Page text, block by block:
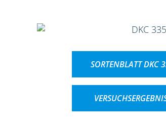
SORTENBLATT DKC